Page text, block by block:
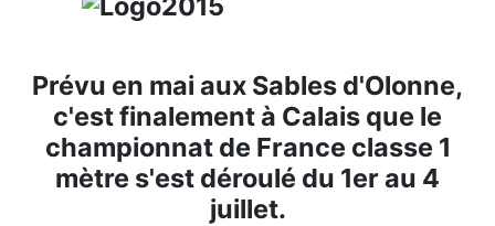
Prévu en mai aux Sables d'Olonne,
c'est finalement à Calais que le
championnat de France classe 1
mètre s'est déroulé du 1er au 4
juillet.